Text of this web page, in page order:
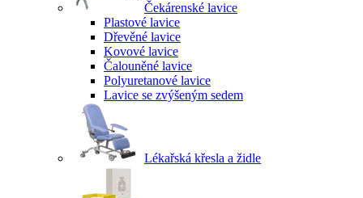
Čekárenské lavice
Plastové lavice
Dřevěné lavice
Kovové lavice
Čalouněné lavice
Polyuretanové lavice
Lavice se zvýšeným sedem
Lékařská křesla a židle